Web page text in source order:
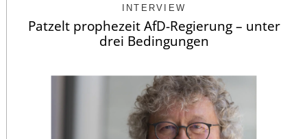
INTERVIEW
Patzelt prophezeit AfD-Regierung – unter
drei Bedingungen